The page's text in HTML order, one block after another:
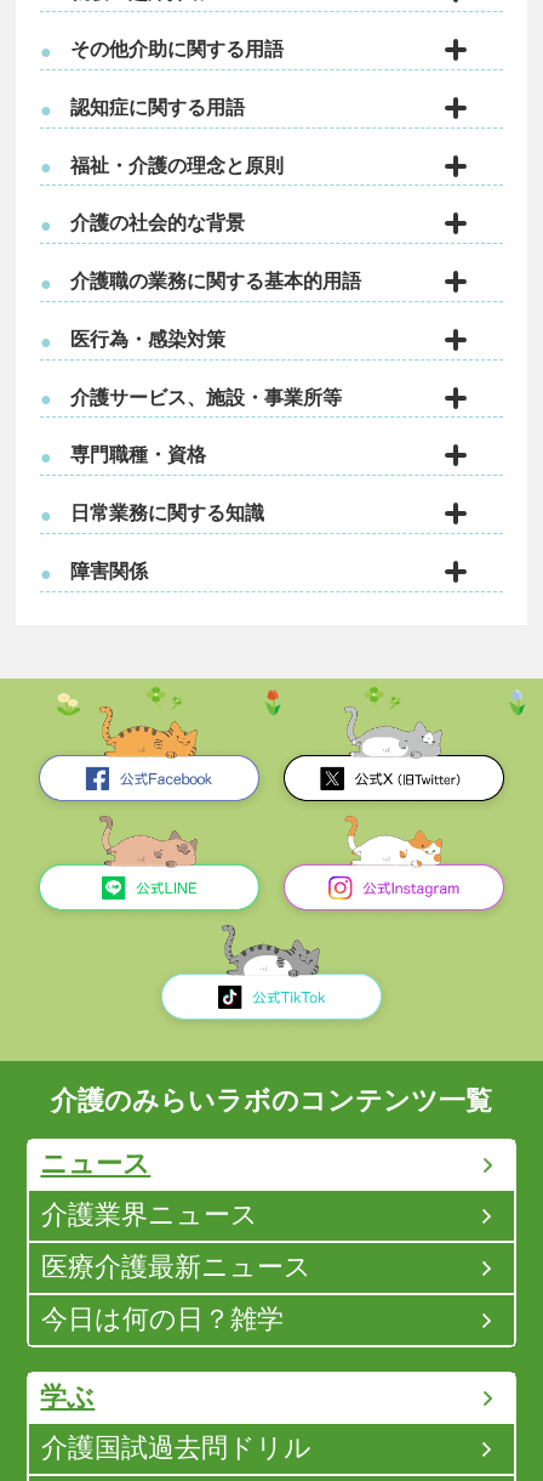
● その他介助に関する用語
● 認知症に関する用語
● 福祉・介護の理念と原則
● 介護の社会的な背景
● 介護職の業務に関する基本的用語
● 医行為・感染対策
● 介護サービス、施設・事業所等
● 専門職種・資格
● 日常業務に関する知識
● 障害関係
介護のみらいラボのコンテンツ一覧
ニュース
介護業界ニュース
医療介護最新ニュース
今日は何の日？雑学
学ぶ
介護国試過去問ドリル